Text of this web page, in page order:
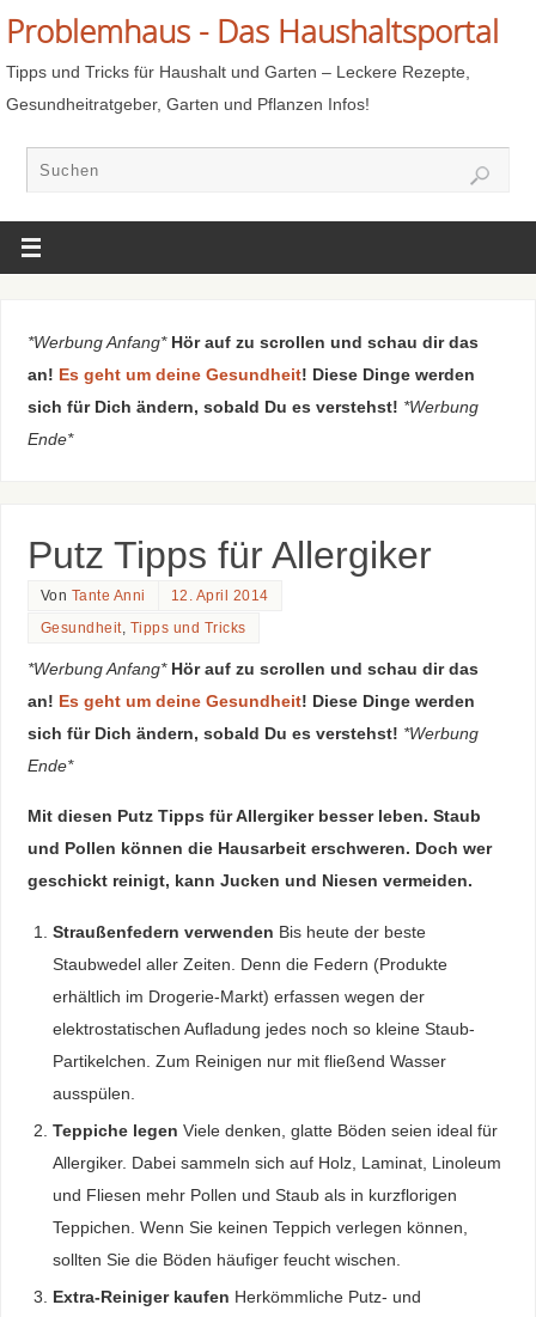
Problemhaus - Das Haushaltsportal
Tipps und Tricks für Haushalt und Garten – Leckere Rezepte,
Gesundheitratgeber, Garten und Pflanzen Infos!
*Werbung Anfang* Hör auf zu scrollen und schau dir das
an! Es geht um deine Gesundheit! Diese Dinge werden
sich für Dich ändern, sobald Du es verstehst! *Werbung
Ende*
Putz Tipps für Allergiker
Von Tante Anni
12. April 2014
Gesundheit, Tipps und Tricks
*Werbung Anfang* Hör auf zu scrollen und schau dir das
an! Es geht um deine Gesundheit! Diese Dinge werden
sich für Dich ändern, sobald Du es verstehst! *Werbung
Ende*
Mit diesen Putz Tipps für Allergiker besser leben. Staub
und Pollen können die Hausarbeit erschweren. Doch wer
geschickt reinigt, kann Jucken und Niesen vermeiden.
Straußenfedern verwenden Bis heute der beste
Staubwedel aller Zeiten. Denn die Federn (Produkte
erhältlich im Drogerie-Markt) erfassen wegen der
elektrostatischen Aufladung jedes noch so kleine Staub-
Partikelchen. Zum Reinigen nur mit fließend Wasser
ausspülen.
Teppiche legen Viele denken, glatte Böden seien ideal für
Allergiker. Dabei sammeln sich auf Holz, Laminat, Linoleum
und Fliesen mehr Pollen und Staub als in kurzflorigen
Teppichen. Wenn Sie keinen Teppich verlegen können,
sollten Sie die Böden häufiger feucht wischen.
Extra-Reiniger kaufen Herkömmliche Putz- und